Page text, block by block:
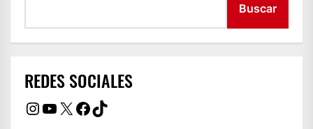
Buscar
REDES SOCIALES
Instagram
YouTube
X Facebook
TikTok